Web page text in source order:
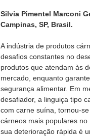
Silvia Pimentel Marconi
Campinas, SP, Brasil.
A indústria de produtos
desafios constantes no
produtos que atendam às
mercado, enquanto
segurança alimentar. Em
desafiador, a linguiça tipo
com carne suína, tornou-
cárneos mais populares no
sua deterioração rápida é